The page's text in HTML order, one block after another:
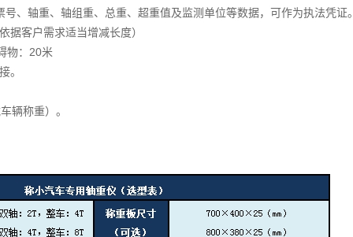
轴重、轴组重、总重、超重值及监测单位等数据，可作为执法凭证。
客户需求适当增减长度）
物：20米
。
辆称重）。